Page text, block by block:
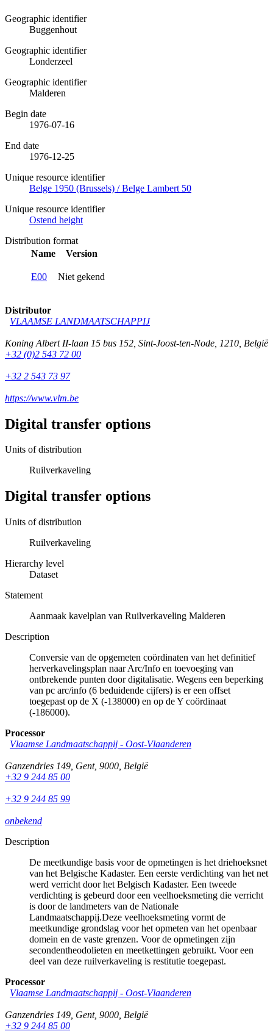
Geographic identifier
Buggenhout
Geographic identifier
Londerzeel
Geographic identifier
Malderen
Begin date
1976-07-16
End date
1976-12-25
Unique resource identifier
Belge 1950 (Brussels) / Belge Lambert 50
Unique resource identifier
Ostend height
Distribution format
Name
Version
E00 Niet gekend
Distributor
VLAAMSE LANDMAATSCHAPPIJ
Koning Albert II-laan 15 bus 152 Sint-Joost-ten-Node 1210 België
+32 (0)2 543 72 00
+32 2 543 73 97
https://www.vlm.be
Digital transfer options
Units of distribution
Ruilverkaveling
Digital transfer options
Units of distribution
Ruilverkaveling
Hierarchy level
Dataset
Statement
Aanmaak kavelplan van Ruilverkaveling Malderen
Description
Conversie van de opgemeten coördinaten van het definitief
herverkavelingsplan naar Arc/Info en toevoeging van
ontbrekende punten door digitalisatie. Wegens een beperking
van pc arc/info (6 beduidende cijfers) is er een offset
toegepast op de X (-138000) en op de Y coördinaat
(-186000).
Processor
Vlaamse Landmaatschappij - Oost-Vlaanderen
Ganzendries 149 Gent, 9000 België
+32 9 244 85 00
+32 9 244 85 99
onbekend
Description
De meetkundige basis voor de opmetingen is het driehoeksnet
van het Belgische Kadaster. Een eerste verdichting van het net
werd verricht door het Belgisch Kadaster. Een tweede
verdichting is gebeurd door een veelhoeksmeting die verricht
is door de landmeters van de Nationale
Landmaatschappij.Deze veelhoeksmeting vormt de
meetkundige grondslag voor het opmeten van het openbaar
domein en de vaste grenzen. Voor de opmetingen zijn
secondentheodolieten en meetkettingen gebruikt. Voor een
deel van deze ruilverkaveling is restitutie toegepast.
Processor
Vlaamse Landmaatschappij - Oost-Vlaanderen
Ganzendries 149 Gent, 9000 België
+32 9 244 85 00